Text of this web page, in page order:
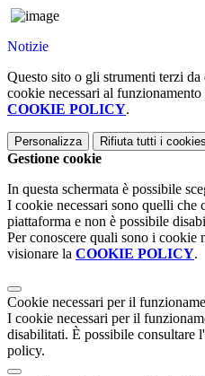
Notizie
Questo sito o gli strumenti terzi
cookie necessari al
COOKIE POLICY.
Personalizza Rifiuta tutti i cookies
Gestione cookie
In questa schermata è possibile
I cookie necessari sono quelli che
piattaforma e non è possibile
Per conoscere quali sono i cookie
visionare la COOKIE POLICY.
Cookie necessari per il
I cookie necessari per il
disabilitati. È possibile consultare
policy.